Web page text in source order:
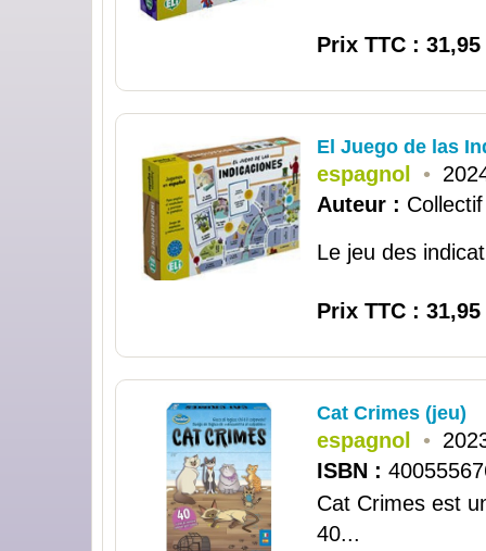
Prix TTC : 31,95
El Juego de las
espagnol •
Auteur : Collectif
Le jeu des
Prix TTC : 31,95
Cat Crimes (jeu)
espagnol •
ISBN :
Cat Crimes est
40...